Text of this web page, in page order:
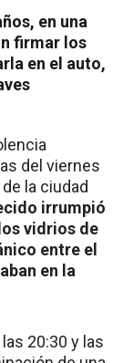
en una
firmar los
en el auto,
del viernes
la ciudad
irrumpió
vidrios de
entre el
en la
20:30 y las